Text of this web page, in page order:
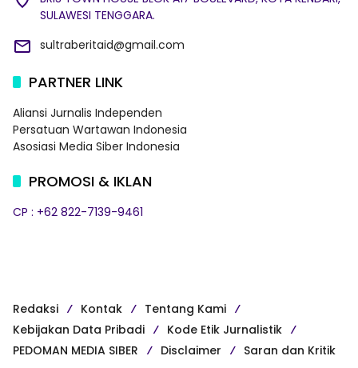
SULAWESI TENGGARA.
sultraberitaid@gmail.com
PARTNER LINK
Aliansi Jurnalis Independen
Persatuan Wartawan Indonesia
Asosiasi Media Siber Indonesia
PROMOSI & IKLAN
CP : +62 822-7139-9461
Redaksi Kontak
Tentang Kami
Kebijakan Data Pribadi
Kode Etik Jurnalistik
PEDOMAN MEDIA SIBER
Disclaimer Saran dan Kritik